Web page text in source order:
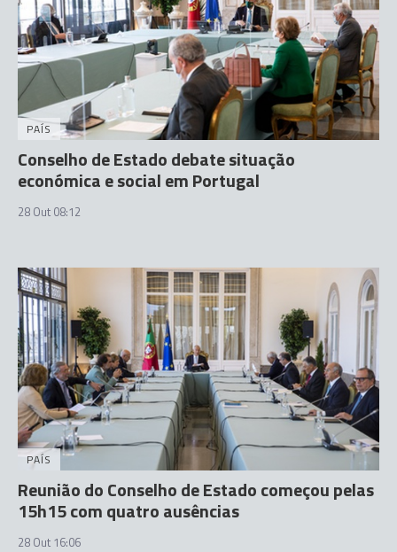
PAÍS
Conselho de Estado debate situação
económica e social em Portugal
28 Out 08:12
PAÍS
Reunião do Conselho de Estado começou pelas
15h15 com quatro ausências
28 Out 16:06